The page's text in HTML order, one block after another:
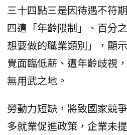
三十四點三是因待遇不符
四遭「年齡限制」、百分
想要做的職業類別」，顯
覺面臨低薪、遭年齡歧視
無用武之地。
勞動力短缺，將致國家競
多就業促進政策，企業未